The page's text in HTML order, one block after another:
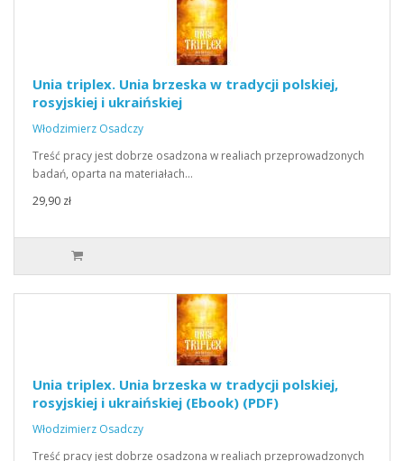
Unia triplex. Unia brzeska w tradycji polskiej,
rosyjskiej i ukraińskiej
Włodzimierz Osadczy
Treść pracy jest dobrze osadzona w realiach przeprowadzonych
badań, oparta na materiałach…
29,90 zł
Unia triplex. Unia brzeska w tradycji polskiej,
rosyjskiej i ukraińskiej (Ebook) (PDF)
Włodzimierz Osadczy
Treść pracy jest dobrze osadzona w realiach przeprowadzonych